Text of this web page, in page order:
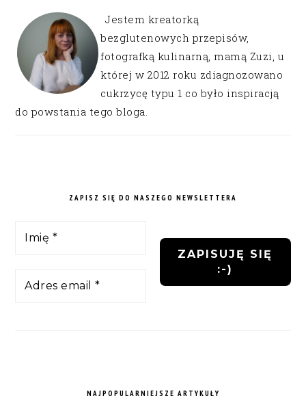
Jestem kreatorką
bezglutenowych przepisów,
fotografką kulinarną, mamą Zuzi, u
której w 2012 roku zdiagnozowano
cukrzycę typu 1 co było inspiracją
do powstania tego bloga.
ZAPISZ SIĘ DO NASZEGO NEWSLETTERA
NAJPOPULARNIEJSZE ARTYKUŁY